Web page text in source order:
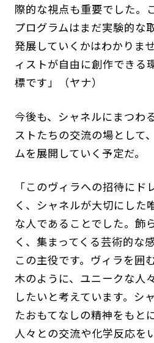
際的な視点も重要でした。
プログラムはまだ実験的な
発展していくかはわかりま
ィストが自由に創作できる
標です」（ヤナ）
今後も、シャネルにまつわ
ストたちの交流の場として
ムを展開していく予定だ。
「このヴィラへの招待に
く、シャネルが大切にした
な人であることでした。飾
く、集まってくる芸術的な
この主役です。ヴィラを囲
木のように、ユニークな人
したいと考えています。シ
たおもてなしの精神をもと
人々との交流や化学反応を